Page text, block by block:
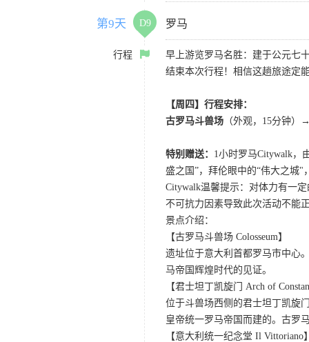
第9天 D9 罗马
行程
早上游览罗马名胜：建于公元七
结束本次行程！相信这趟旅途定
【周四】行程安排：
古罗马斗兽场 （外观，15分钟）
特别赠送： 1小时罗马Citywalk，
盛之国”，拜伦眼中的“伟大之城"
Citywalk温馨提示：对体力有一
不可抗力因素导致此次活动不能
景点介绍：
【古罗马斗兽场 Colosseum】
遗址位于意大利首都罗马市中心
马帝国辉煌时代的见证。
【君士坦丁凯旋门 Arch of
位于斗兽场西侧的君士坦丁凯旋
皇帝统一罗马帝国而建的。古罗
【意大利统一纪念堂 Il Vittoriano